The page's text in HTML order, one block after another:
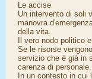
Le accise
Un intervento di soli
manovra
della vita.
Il vero nodo politico
Se le risorse
servizio che è già in
carenza di personale.
​In un contesto in